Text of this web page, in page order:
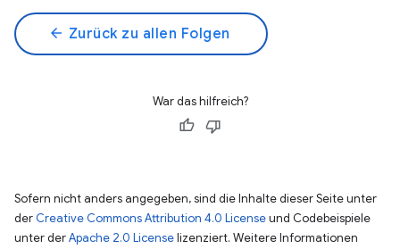
arrow_back Zurück zu allen Folgen
War das hilfreich?
Sofern nicht anders angegeben, sind die Inhalte dieser Seite unter
der Creative Commons Attribution 4.0 Licenseund Codebeispiele
unter derApache 2.0 Licenselizenziert. Weitere Informationen